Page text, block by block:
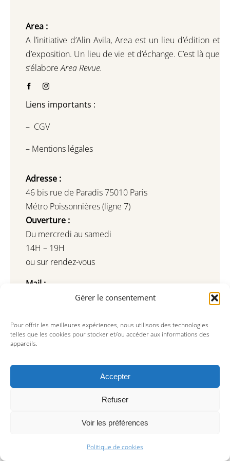
Gérer le consentement
Pour offrir les meilleures expériences, nous utilisons des technologies
telles que les cookies pour stocker et/ou accéder aux informations des
appareils.
Accepter
Refuser
Voir les préférences
Politique de cookies
Area :
A l’initiative d’Alin Avila, Area est un lieu d’édition et
d’exposition. Un lieu de vie et d’échange. C’est là que
s’élaboreArea Revue.
Liens importants :
– CGV
– Mentions légales
Adresse :
46 bis rue de Paradis 75010 Paris
Métro Poissonnières (ligne 7)
Ouverture :
Du mercredi au samedi
14H – 19H
ou sur rendez-vous
Mail :
galerie@areaparis.com
antique@areaparis.com
Tel : +33(0) 9 81 79 74 73
Restez informé de nos dernières actualités
Souscrire